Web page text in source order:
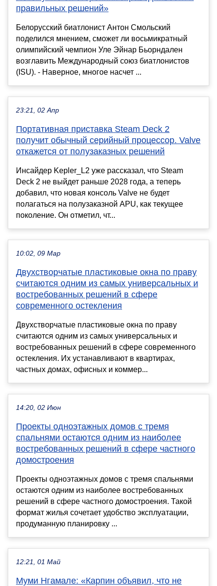
правильных решений»
Белорусский биатлонист Антон Смольский
поделился мнением, сможет ли восьмикратный
олимпийский чемпион Уле Эйнар Бьорндален
возглавить Международный союз биатлонистов
(ISU). - Наверное, многое насчет ...
23:21, 02 Апр
Портативная приставка Steam Deck 2
получит обычный серийный процессор. Valve
откажется от полузаказных решений
Инсайдер Kepler_L2 уже рассказал, что Steam
Deck 2 не выйдет раньше 2028 года, а теперь
добавил, что новая консоль Valve не будет
полагаться на полузаказной APU, как текущее
поколение. Он отметил, чт...
10:02, 09 Мар
Двухстворчатые пластиковые окна по праву
считаются одним из самых универсальных и
востребованных решений в сфере
современного остекления
Двухстворчатые пластиковые окна по праву
считаются одним из самых универсальных и
востребованных решений в сфере современного
остекления. Их устанавливают в квартирах,
частных домах, офисных и коммер...
14:20, 02 Июн
Проекты одноэтажных домов с тремя
спальнями остаются одним из наиболее
востребованных решений в сфере частного
домостроения
Проекты одноэтажных домов с тремя спальнями
остаются одним из наиболее востребованных
решений в сфере частного домостроения. Такой
формат жилья сочетает удобство эксплуатации,
продуманную планировку ...
12:21, 01 Май
Муми Нгамале: «Карпин объявил, что не